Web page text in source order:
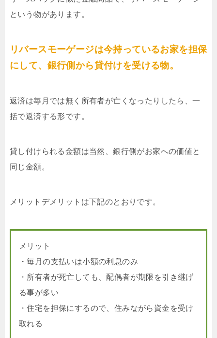
という物があります。
リバースモーゲージは今持っているお家を担保
にして、銀行側から貸付けを受ける物。
返済は毎月では無く所有者が亡くなったりしたら、一
括で返済する形です。
貸し付けられる金額は当然、銀行側がお家への価値と
同じ金額。
メリットデメリットは下記のとおりです。
メリット
・毎月の支払いは小額の利息のみ
・所有者が死亡しても、配偶者が期限を引き継げ
る事が多い
・住宅を担保にするので、住みながら資金を受け
取れる